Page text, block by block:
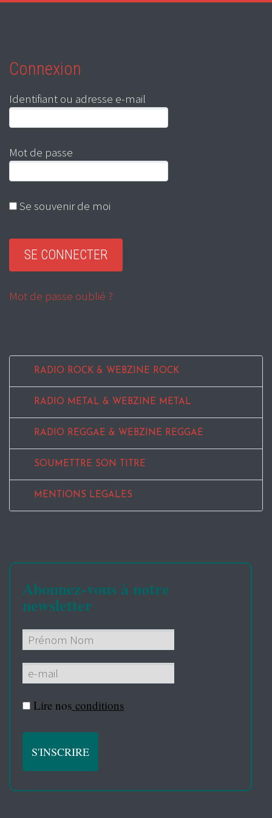
Connexion
Identifiant ou adresse e-mail
Mot de passe
Se souvenir de moi
Mot de passe oublié ?
RADIO ROCK & WEBZINE ROCK
RADIO METAL & WEBZINE METAL
RADIO REGGAE & WEBZINE REGGAE
SOUMETTRE SON TITRE
MENTIONS LEGALES
Abonnez-vous à notre
newsletter
Lire nos conditions